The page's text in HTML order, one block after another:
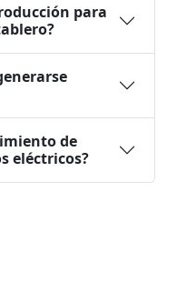
para
de
eléctricos?